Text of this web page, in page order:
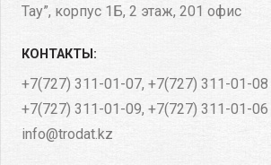
Тау”, корпус 1Б​, 2 этаж, 201 офис
КОНТАКТЫ:
+7(727) 311-01-07, +7(727) 311-01-08
+7(727) 311-01-09, +7(727) 311-01-06
info@trodat.kz